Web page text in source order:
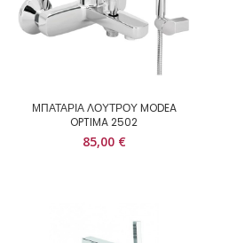
ΜΠΑΤΑΡΙΑ ΛΟΥΤΡΟΥ MODEA
OPTIMA 2502
85,00 €